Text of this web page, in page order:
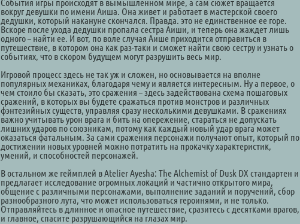
События игры происходят в вымышленном мире, а сам сюжет вращается
вокруг девушки по имени Аиша. Она живет и работает в мастерской своего
дедушки, который накануне скончался. Правда. это не единственное ее горе.
Вскоре после ухода дедушки пропала сестра Аиши, и теперь она жаждет лишь
одного – найти ее. И вот, по воле случая Аише приходится отправиться в
путешествие, в котором она как раз-таки и сможет найти свою сестру и узнать о
событиях, что в скором будущем могут разрушить весь мир.
Игровой процесс здесь не так уж и сложен, но основывается на вполне
популярных механиках, благодаря чему и является интересным. Ну а первое, о
чем стоило бы сказать, это сражения – здесь задействована схема пошаговых
сражений, в которых вы будете сражаться против монстров и различных
фэнтезийных существ, управляя сразу несколькими девушками. В сражениях
важно учитывать урон врага и бить на опережение, стараться не допускать
лишних ударов по союзникам, потому как каждый новый удар врага может
оказаться фатальным. За сами сражения персонажи получают опыт, который по
достижении новых уровней можно потратить на прокачку характеристик,
умений, и способностей персонажей.
В остальном же геймплей в Atelier Ayesha: The Alchemist of Dusk DX стандартен и
предлагает исследование огромных локаций и частично открытого мира,
общение с различными персонажами, выполнение заданий и поручений, сбор
разнообразного лута, что может использоваться героинями, и не только.
Отправляйтесь в длинное и опасное путешествие, сразитесь с десятками врагов,
и главное, спасите разрушающийся на глазах мир.